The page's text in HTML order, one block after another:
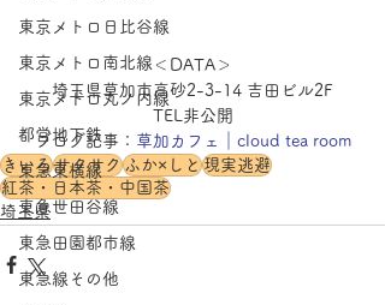
東京メトロ日比谷線
東京メトロ南北線
東京メトロ丸ノ内線
都営地下鉄
東急東横線
東急世田谷線
東急田園都市線
東急線その他
＜DATA＞
埼玉県草加市高砂2-3-14 吉田ビル2F
TEL非公開
ブログ記事： 草加カフェ｜cloud tea room
きいろサクサクふか×しと現実逃避
紅茶・日本茶・中国茶
埼玉県